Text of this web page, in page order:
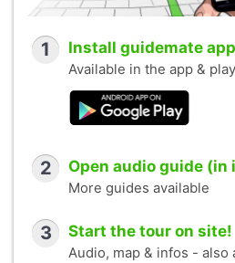
1 Install guidemate app
Available in the app &
2 Open audio guide (in
More guides available
3 Start the tour on site!
Audio, map & infos - also